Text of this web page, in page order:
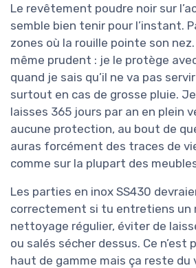
Le revêtement poudre noir sur
semble bien tenir pour l’instant.
zones où la rouille pointe son
même prudent : je le protège
quand je sais qu’il ne va pas
surtout en cas de grosse pluie.
laisses 365 jours par an en plein
aucune protection, au bout de
auras forcément des traces de
comme sur la plupart des
Les parties en inox SS430
correctement si tu entretiens un
nettoyage régulier, éviter de
ou salés sécher dessus. Ce n’est
haut de gamme mais ça reste du